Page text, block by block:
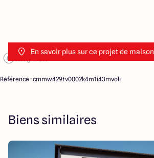
En savoir plus sur ce projet de maison
Référence : cmmw429tv0002k4m1i43mvoli
Biens similaires